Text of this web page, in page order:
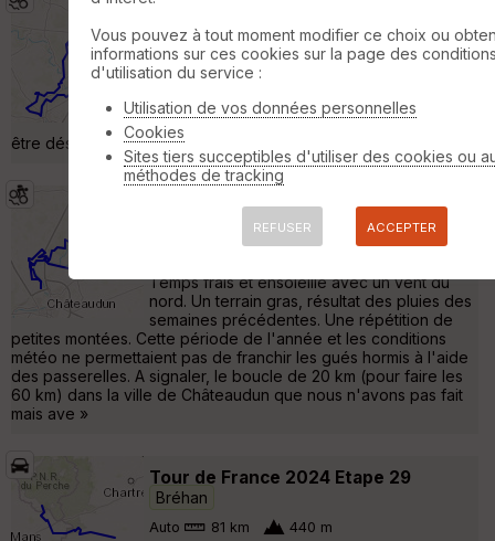
Denis-les-Ponts
VTT 49 km 520 m
de Kms parcourus. A faire en VTT car à pied
il y a des portions de routes qui pourraient
être désagréables... »
20160313 Châteaudun La Dunoise
Saint-Denis-les-Ponts
Temps frais et ensoleillé avec un vent du
nord. Un terrain gras, résultat des pluies des
semaines précédentes. Une répétition de
petites montées. Cette période de l'année et les conditions
météo ne permettaient pas de franchir les gués hormis à l'aide
des passerelles. A signaler, le boucle de 20 km (pour faire les
60 km) dans la ville de Châteaudun que nous n'avons pas fait
mais ave »
Tour de France 2024 Etape 29
Bréhan
Auto 81 km 440 m
Vous pouvez à tout moment modifier ce choix ou
informations sur ces cookies sur la page des
d'utilisation du service :
Utilisation de vos données personnelles
Cookies
Sites tiers succeptibles d'utiliser des cookies ou
méthodes de tracking
REFUSER ACCEPTER